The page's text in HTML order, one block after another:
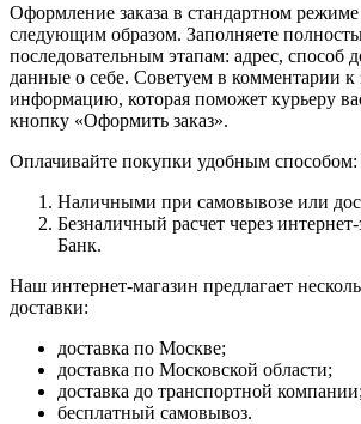
Оформление заказа в стандартном
следующим образом. Заполняете
последовательным этапам: адрес, способ
данные о себе. Советуем в комментарии к
информацию, которая поможет курьеру
кнопку «Оформить заказ».
Оплачивайте покупки удобным способом:
Наличными при самовывозе или
Безналичный расчет через
Банк.
Наш интернет-магазин предлагает
доставки:
доставка по Москве;
доставка по Московской области;
доставка до транспортной компании;
бесплатный самовывоз.